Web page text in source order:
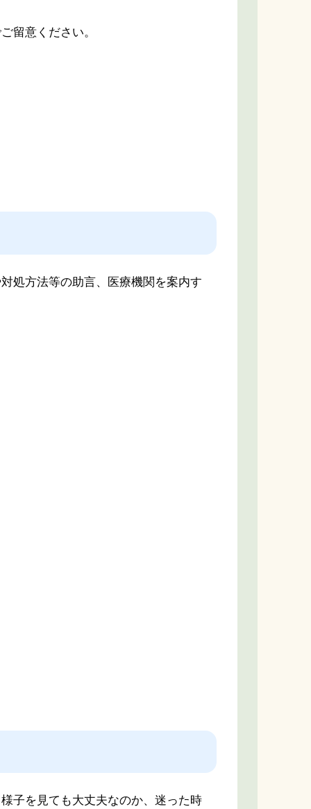
留意ください。
処方法等の助言、医療機関を案内す
子を見ても大丈夫なのか、迷った時